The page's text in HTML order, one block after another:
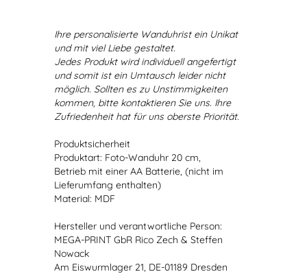
Ihre personalisierte Wanduhrist ein Unikat
und mit viel Liebe gestaltet.
Jedes Produkt wird individuell angefertigt
und somit ist ein Umtausch leider nicht
möglich. Sollten es zu Unstimmigkeiten
kommen, bitte kontaktieren Sie uns. Ihre
Zufriedenheit hat für uns oberste Priorität.
Produktsicherheit
Produktart: Foto-Wanduhr 20 cm,
Betrieb mit einer AA Batterie, (nicht im
Lieferumfang enthalten)
Material: MDF
Hersteller und verantwortliche Person:
MEGA-PRINT GbR Rico Zech & Steffen
Nowack
Am Eiswurmlager 21, DE-01189 Dresden